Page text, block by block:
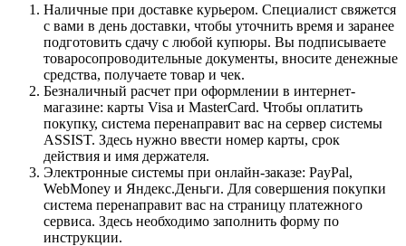
Наличные при доставке курьером. Специалист свяжется
с вами в день доставки, чтобы уточнить время и заранее
подготовить сдачу с любой купюры. Вы подписываете
товаросопроводительные документы, вносите денежные
средства, получаете товар и чек.
Безналичный расчет при оформлении в интернет-
магазине: карты Visa и MasterCard. Чтобы оплатить
покупку, система перенаправит вас на сервер системы
ASSIST. Здесь нужно ввести номер карты, срок
действия и имя держателя.
Электронные системы при онлайн-заказе: PayPal,
WebMoney и Яндекс.Деньги. Для совершения покупки
система перенаправит вас на страницу платежного
сервиса. Здесь необходимо заполнить форму по
инструкции.